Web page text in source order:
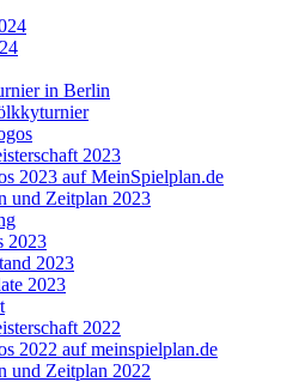
in Berlin
2023
2023 auf MeinSpielplan.de
und Zeitplan 2023
2023
2023
2023
2022
2022 auf meinspielplan.de
und Zeitplan 2022